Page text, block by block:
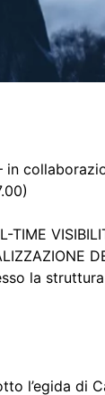
in
TIME
la struttura
l’egida di